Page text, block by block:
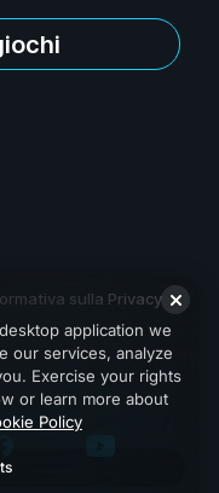
sulla Privacy
application we
our services, analyze
Exercise your rights
or learn more about
Policy